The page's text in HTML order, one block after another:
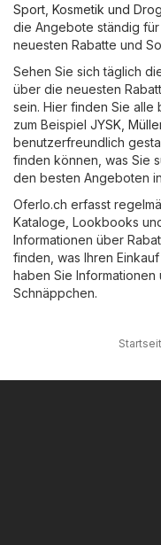
Sport Kosmetik und
die Angebote ständig
neuesten Rabatte und
Sehen Sie sich täglich
über die neuesten
sein. Hier finden Sie
zum Beispiel JYSK
benutzerfreundlich
finden können, was Sie
den besten Angeboten
Oferlo.ch erfasst
Kataloge, Lookbooks
Informationen über
finden, was Ihren
haben Sie
Schnäppchen.